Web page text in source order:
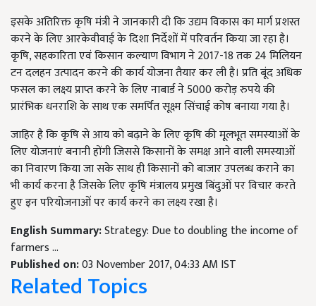
इसके अतिरिक्त कृषि मंत्री ने जानकारी दी कि उद्यम विकास का मार्ग प्रशस्त
करने के लिए आरकेवीवाई के दिशा निर्देशों में परिवर्तन किया जा रहा है।
कृषि, सहकारिता एवं किसान कल्याण विभाग ने 2017-18 तक 24 मिलियन
टन दलहन उत्पादन करने की कार्य योजना तैयार कर ली है। प्रति बूंद अधिक
फसल का लक्ष्य प्राप्त करने के लिए नाबार्ड ने 5000 करोड़ रुपये की
प्रारंभिक धनराशि के साथ एक समर्पित सूक्ष्म सिंचाई कोष बनाया गया है।
जाहिर है कि कृषि से आय को बढ़ाने के लिए कृषि की मूलभूत समस्याओं के
लिए योजनाएं बनानी होंगी जिससे किसानों के समक्ष आने वाली समस्याओं
का निवारण किया जा सके साथ ही किसानों को बाजार उपलब्ध कराने का
भी कार्य करना है जिसके लिए कृषि मंत्रालय प्रमुख बिंदुओं पर विचार करते
हुए इन परियोजनाओं पर कार्य करने का लक्ष्य रखा है।
English Summary:Strategy: Due to doubling the income of
farmers ...
Published on:03 November 2017, 04:33 AM IST
Related Topics